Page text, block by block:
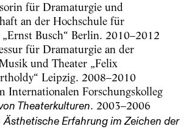
für Dramaturgie und
an der Hochschule für
Busch“ Berlin. 2010–2012
für Dramaturgie an der
und Theater „Felix
Leipzig. 2008–2010
Internationalen Forschungskolleg
Theaterkulturen. 2003–2006
Ästhetische Erfahrung im Zeichen der